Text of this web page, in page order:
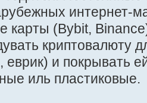
интернет-
карты (Bybit,
криптовалюту
еврик) и покрывать
иль пластиковые.